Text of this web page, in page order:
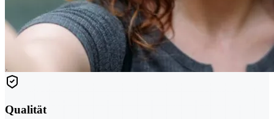
Qualität